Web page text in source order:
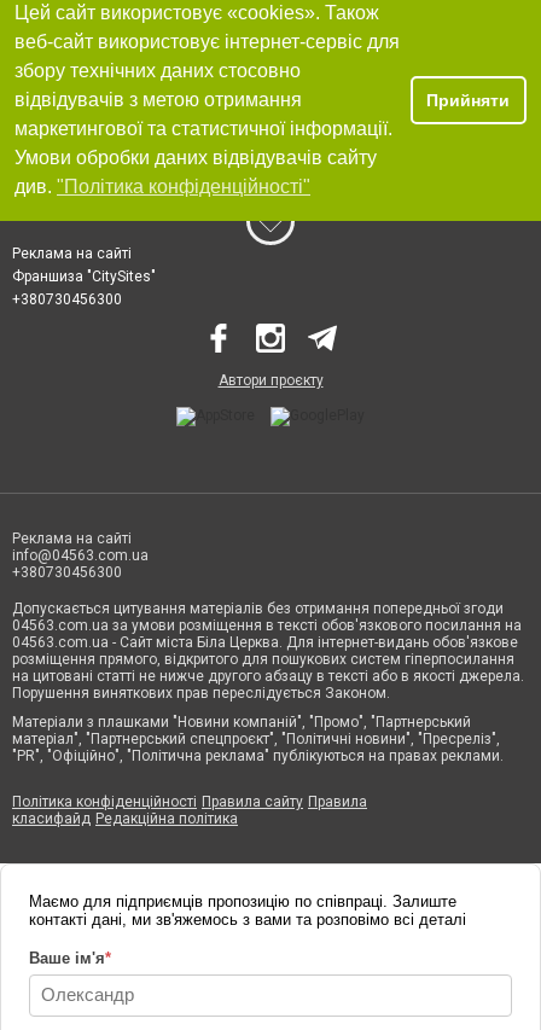
Цей сайт використовує «cookies». Також
веб-сайт використовує інтернет-сервіс для
збору технічних даних стосовно
відвідувачів з метою отримання
маркетингової та статистичної інформації.
Умови обробки даних відвідувачів сайту
див. "Політика конфіденційності"
Прийняти
Реклама на сайті
Франшиза "CitySites"
+380730456300
Автори проєкту
Реклама на сайті
info@04563.com.ua
+380730456300
Допускається цитування матеріалів без отримання попередньої згоди
04563.com.ua за умови розміщення в тексті обов'язкового посилання на
04563.com.ua - Сайт міста Біла Церква. Для інтернет-видань обов'язкове
розміщення прямого, відкритого для пошукових систем гіперпосилання
на цитовані статті не нижче другого абзацу в тексті або в якості джерела.
Порушення виняткових прав переслідується Законом.
Матеріали з плашками "Новини компаній", "Промо", "Партнерський
матеріал", "Партнерський спецпроєкт", "Політичні новини", "Пресреліз",
"PR", "Офіційно", "Політична реклама" публікуються на правах реклами.
Політика конфіденційності Правила сайту Правила
класифайд Редакційна політика
Маємо для підприємців пропозицію по співпраці. Залиште
контакті дані, ми зв'яжемось з вами та розповімо всі деталі
Ваше ім'я*